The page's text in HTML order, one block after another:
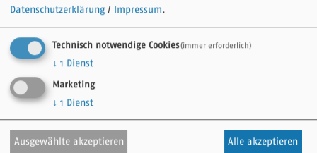
Details
Datenschutzerklärung / Impressum.
Technisch notwendige Cookies(immer erforderlich)
↓ 1 Dienst
Marketing
↓ 1 Dienst
Ausgewählte akzeptieren Alle akzeptieren